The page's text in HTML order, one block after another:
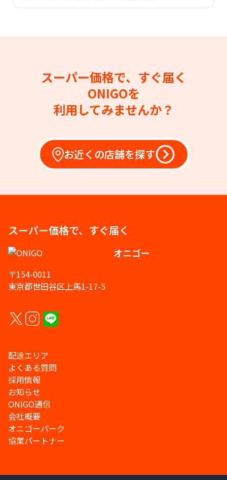
スーパー価格で、すぐ届く
ONIGOを
利用してみませんか？
お近くの店舗を探す
スーパー価格で、すぐ届く
オニゴー
〒154-0011
東京都世田谷区上馬1-17-5
配達エリア
よくある質問
採用情報
お知らせ
ONIGO通信
会社概要
オニゴーパーク
協業パートナー